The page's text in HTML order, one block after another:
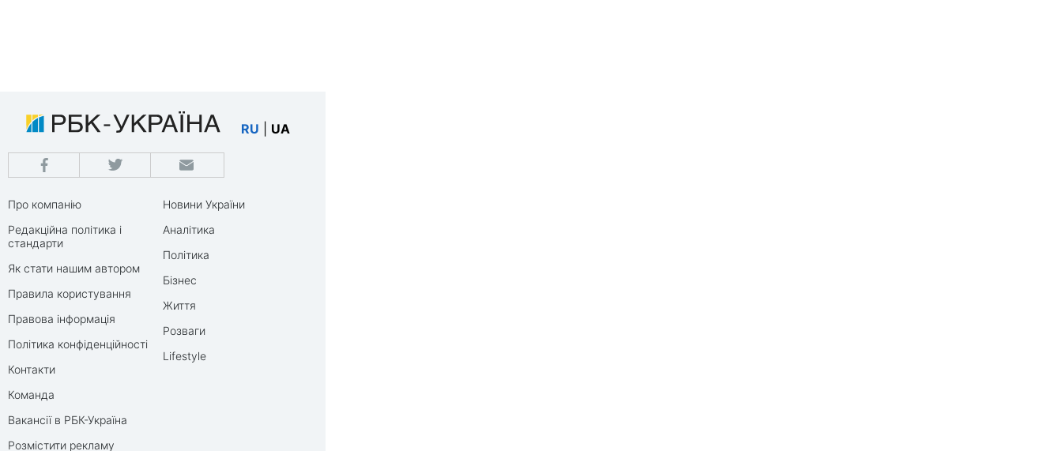
RU UA
Про компанію
Редакційна політика і
стандарти
Як стати нашим автором
Правила користування
Правова інформація
Політика конфіденційності
Контакти
Команда
Вакансії в РБК-Україна
Розмістити рекламу
Новини України
Аналітика
Політика
Бізнес
Життя
Розваги
Lifestyle